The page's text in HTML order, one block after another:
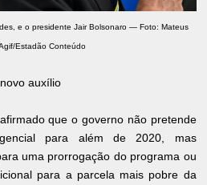
e o presidente Jair Bolsonaro — Foto: Mateus
Estadão Conteúdo
auxílio
que o governo não pretende
para além de 2020, mas
uma prorrogação do programa ou
para a parcela mais pobre da